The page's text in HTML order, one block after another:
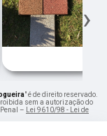
›
" é de direito reservado.
sem a autorização do
–
Lei 9610/98 - Lei de